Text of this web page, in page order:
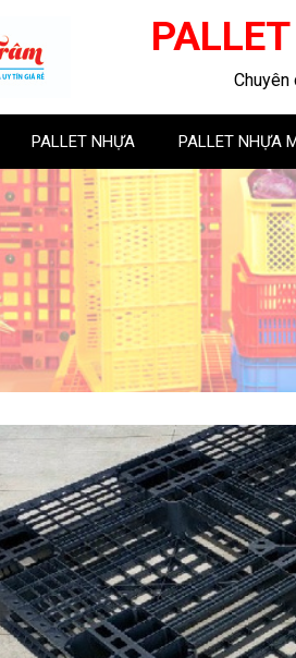
PALLET NHỰA PALLET NHỰA